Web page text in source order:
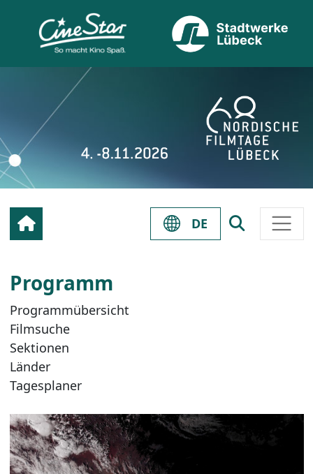
DE
Programm
Programmübersicht
Filmsuche
Sektionen
Länder
Tagesplaner